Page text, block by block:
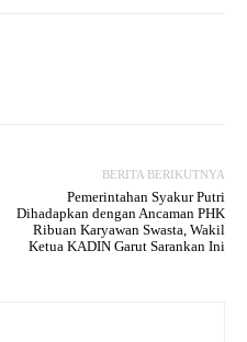
BERITA BERIKUTNYA
Pemerintahan Syakur Putri
Dihadapkan dengan Ancaman PHK
Ribuan Karyawan Swasta, Wakil
Ketua KADIN Garut Sarankan Ini